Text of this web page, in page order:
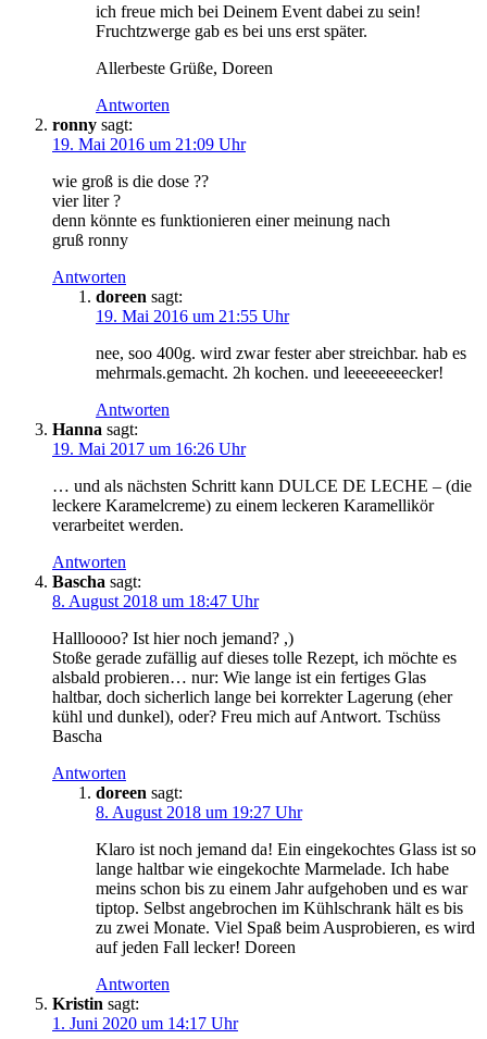
ich freue mich bei Deinem Event dabei zu sein!
Fruchtzwerge gab es bei uns erst später.
Allerbeste Grüße, Doreen
Antworten
ronny sagt:
19. Mai 2016 um 21:09 Uhr
wie groß is die dose ??
vier liter ?
denn könnte es funktionieren einer meinung nach
gruß ronny
Antworten
doreen sagt:
19. Mai 2016 um 21:55 Uhr
nee, soo 400g. wird zwar fester aber streichbar. hab es
mehrmals.gemacht. 2h kochen. und leeeeeeeecker!
Antworten
Hanna sagt:
19. Mai 2017 um 16:26 Uhr
… und als nächsten Schritt kann DULCE DE LECHE – (die
leckere Karamelcreme) zu einem leckeren Karamellikör
verarbeitet werden.
Antworten
Bascha sagt:
8. August 2018 um 18:47 Uhr
Hallloooo? Ist hier noch jemand? ,)
Stoße gerade zufällig auf dieses tolle Rezept, ich möchte es
alsbald probieren… nur: Wie lange ist ein fertiges Glas
haltbar, doch sicherlich lange bei korrekter Lagerung (eher
kühl und dunkel), oder? Freu mich auf Antwort. Tschüss
Bascha
Antworten
doreen sagt:
8. August 2018 um 19:27 Uhr
Klaro ist noch jemand da! Ein eingekochtes Glass ist so
lange haltbar wie eingekochte Marmelade. Ich habe
meins schon bis zu einem Jahr aufgehoben und es war
tiptop. Selbst angebrochen im Kühlschrank hält es bis
zu zwei Monate. Viel Spaß beim Ausprobieren, es wird
auf jeden Fall lecker! Doreen
Antworten
Kristin sagt:
1. Juni 2020 um 14:17 Uhr